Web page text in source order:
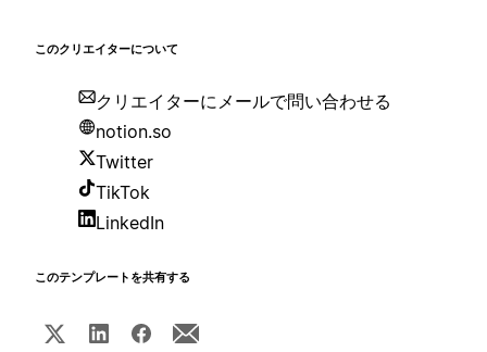
このクリエイターについて
クリエイターにメールで問い合わせる
notion.so
Twitter
TikTok
LinkedIn
このテンプレートを共有する